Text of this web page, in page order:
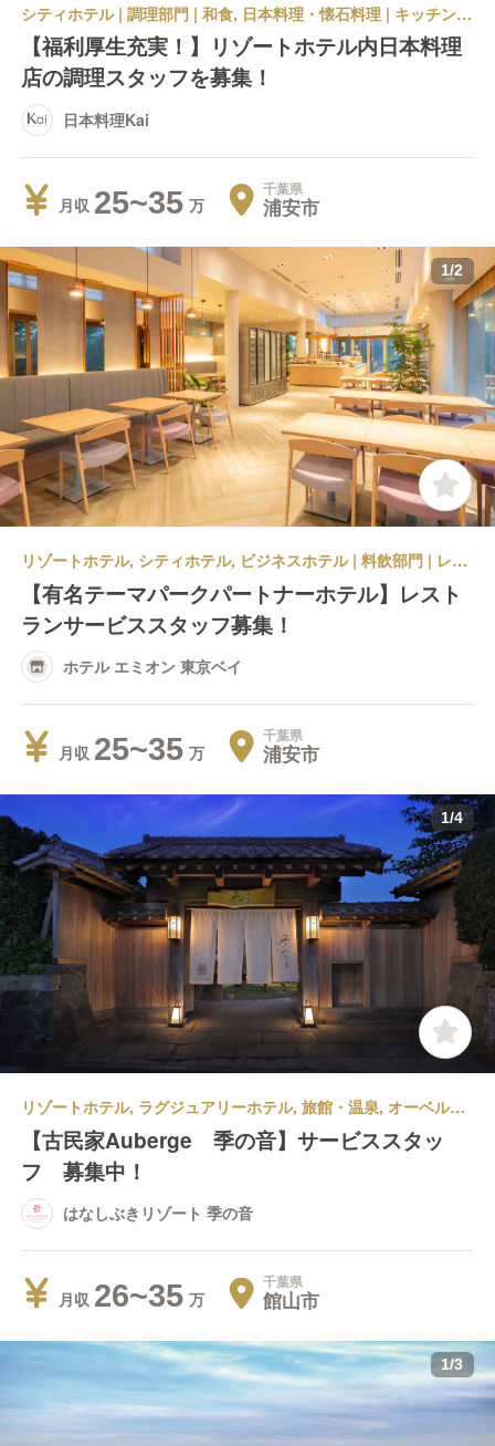
シティホテル | 調理部門 | 和食, 日本料理・懐石料理 | キッチンスタッフ | 日本料理Kai
【福利厚生充実！】リゾートホテル内日本料理
店の調理スタッフを募集！
日本料理Kai
月収 25~35 千葉県
浦安市
1/2
リゾートホテル, シティホテル, ビジネスホテル | 料飲部門 | レストランサービス・ホールスタッフ | ホテル エミオン 東京ベイ
【有名テーマパークパートナーホテル】レスト
ランサービススタッフ募集！
ホテル エミオン 東京ベイ
月収 25~35 千葉県
浦安市
1/4
リゾートホテル, ラグジュアリーホテル, 旅館・温泉, オーベルジュ | 宿泊部門 | 宿泊全般 | はなしぶきリゾート 季の音
【古民家Auberge 季の音】サービススタッ
フ 募集中！
はなしぶきリゾート 季の音
月収 26~35 千葉県
館山市
1/3